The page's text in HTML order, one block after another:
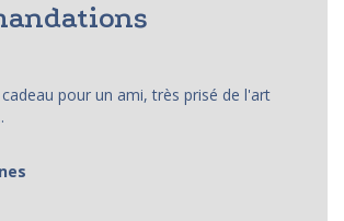
cadeau pour un ami, très prisé de l'art